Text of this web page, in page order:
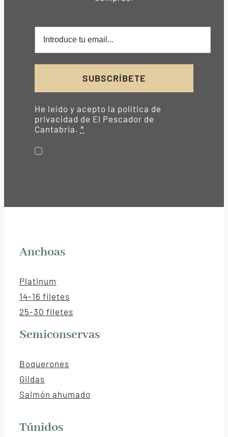
SUBSCRÍBETE
He leído y acepto la política de
privacidad de El Pescador de
Cantabria. *
Anchoas
Platinum
14-16 filetes
25-30 filetes
Semiconservas
Boquerones
Gildas
Salmón ahumado
Túnidos